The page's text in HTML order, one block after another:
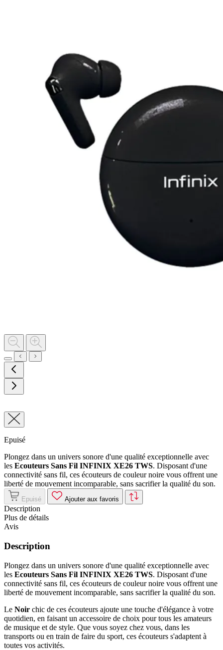
Epuisé
Plongez dans un univers sonore d'une qualité exceptionnelle avec
les Ecouteurs Sans Fil INFINIX XE26 TWS. Disposant d'une
connectivité sans fil, ces écouteurs de couleur noire vous offrent une
liberté de mouvement incomparable, sans sacrifier la qualité du son.
Epuisé Ajouter aux favoris
Description
Plus de détails
Avis
Description
Plongez dans un univers sonore d'une qualité exceptionnelle avec
les Ecouteurs Sans Fil INFINIX XE26 TWS. Disposant d'une
connectivité sans fil, ces écouteurs de couleur noire vous offrent une
liberté de mouvement incomparable, sans sacrifier la qualité du son.
Le Noir chic de ces écouteurs ajoute une touche d'élégance à votre
quotidien, en faisant un accessoire de choix pour tous les amateurs
de musique et de style. Que vous soyez chez vous, dans les
transports ou en train de faire du sport, ces écouteurs s'adaptent à
toutes vos activités.